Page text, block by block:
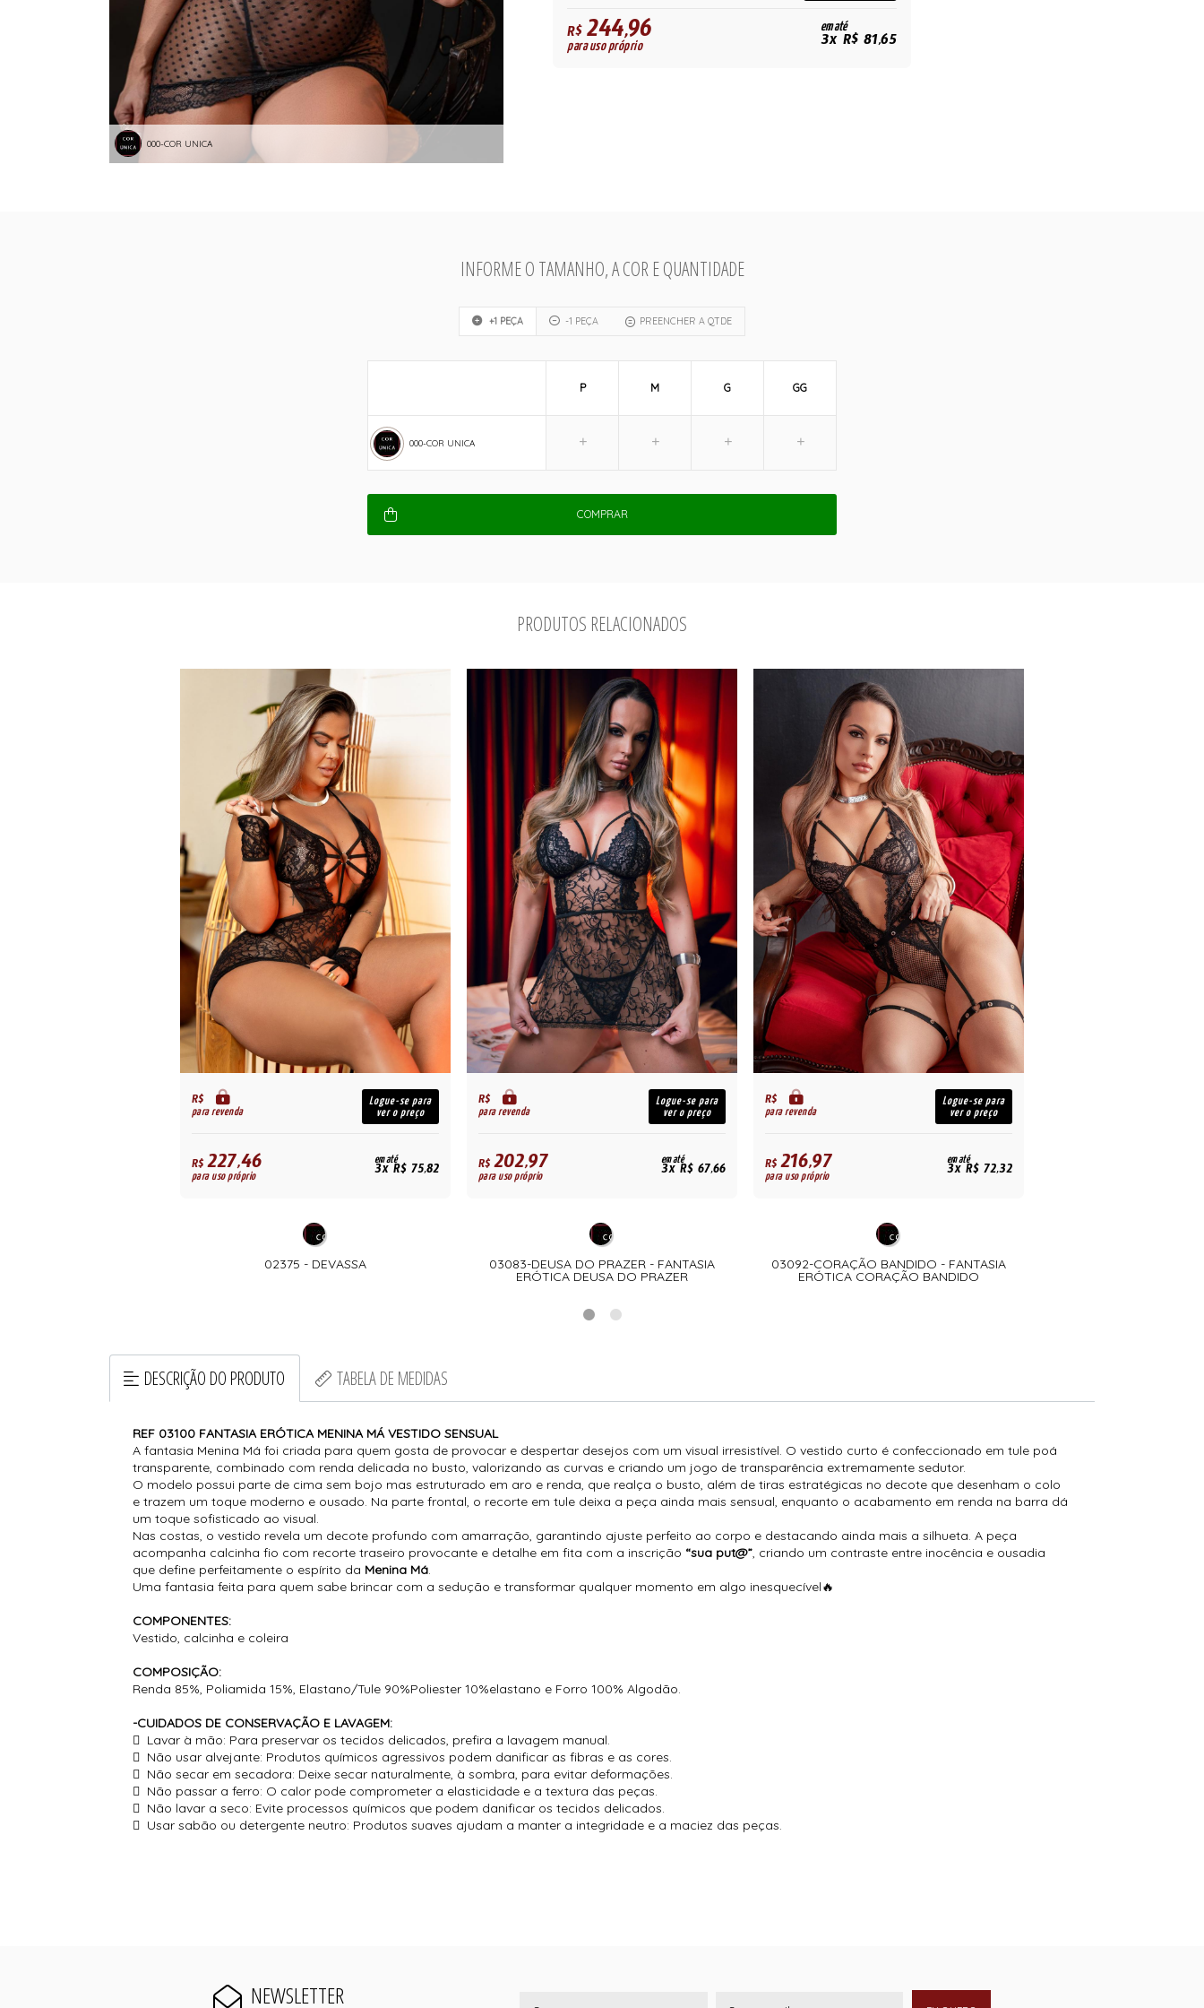
000-COR UNICA
R$244,96
para uso próprio
em até
3x R$ 81,65
INFORME O TAMANHO, A COR E QUANTIDADE
+1 PEÇA -1 PEÇA PREENCHER A QTDE
000-COR UNICA
P M G GG
COMPRAR
PRODUTOS RELACIONADOS
R$
para revenda
Logue-se para
ver o preço
R$227,46
para uso próprio
em até
3x R$ 75,82
02375 - DEVASSA
R$
para revenda
Logue-se para
ver o preço
R$202,97
para uso próprio
em até
3x R$ 67,66
03083-DEUSA DO PRAZER - FANTASIA
ERÓTICA DEUSA DO PRAZER
R$
para revenda
Logue-se para
ver o preço
R$216,97
para uso próprio
em até
3x R$ 72,32
03092-CORAÇÃO BANDIDO - FANTASIA
ERÓTICA CORAÇÃO BANDIDO
DESCRIÇÃO DO PRODUTO TABELA DE MEDIDAS
REF 03100 FANTASIA ERÓTICA MENINA MÁ VESTIDO SENSUAL
A fantasia Menina Má foi criada para quem gosta de provocar e despertar desejos com um visual irresistível. O vestido curto é confeccionado em tule poá
transparente, combinado com renda delicada no busto, valorizando as curvas e criando um jogo de transparência extremamente sedutor.
O modelo possui parte de cima sem bojo mas estruturado em aro e renda, que realça o busto, além de tiras estratégicas no decote que desenham o colo
e trazem um toque moderno e ousado. Na parte frontal, o recorte em tule deixa a peça ainda mais sensual, enquanto o acabamento em renda na barra dá
um toque sofisticado ao visual.
Nas costas, o vestido revela um decote profundo com amarração, garantindo ajuste perfeito ao corpo e destacando ainda mais a silhueta. A peça
acompanha calcinha fio com recorte traseiro provocante e detalhe em fita com a inscrição “sua put@”, criando um contraste entre inocência e ousadia
que define perfeitamente o espírito da Menina Má.
Uma fantasia feita para quem sabe brincar com a sedução e transformar qualquer momento em algo inesquecível🔥
COMPONENTES:
Vestido, calcinha e coleira
COMPOSIÇÃO:
Renda 85%, Poliamida 15%, Elastano/Tule 90%Poliester 10%elastano e Forro 100% Algodão.
-CUIDADOS DE CONSERVAÇÃO E LAVAGEM:
 Lavar à mão: Para preservar os tecidos delicados, prefira a lavagem manual.
 Não usar alvejante: Produtos químicos agressivos podem danificar as fibras e as cores.
 Não secar em secadora: Deixe secar naturalmente, à sombra, para evitar deformações.
 Não passar a ferro: O calor pode comprometer a elasticidade e a textura das peças.
 Não lavar a seco: Evite processos químicos que podem danificar os tecidos delicados.
 Usar sabão ou detergente neutro: Produtos suaves ajudam a manter a integridade e a maciez das peças.
NEWSLETTER